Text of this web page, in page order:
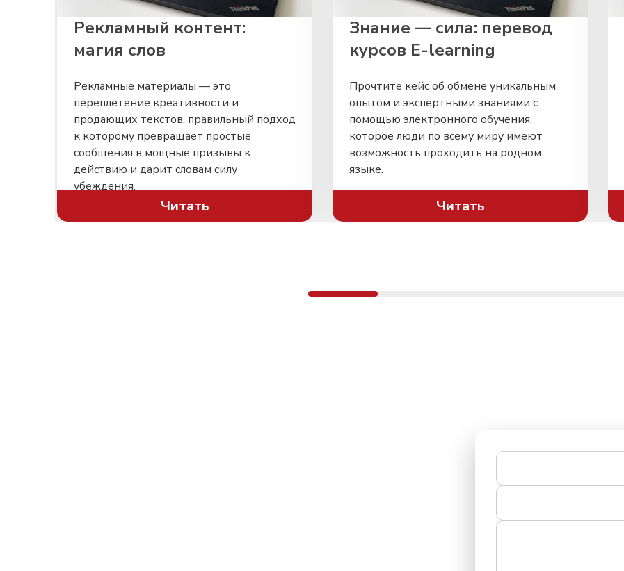
Рекламный контент:
магия слов
Рекламные материалы — это
переплетение креативности и
продающих текстов, правильный подход
к которому превращает простые
сообщения в мощные призывы к
действию и дарит словам силу
убеждения.
Читать
Знание — сила: перевод
курсов E-learning
Прочтите кейс об обмене уникальным
опытом и экспертными знаниями с
помощью электронного обучения,
которое люди по всему миру имеют
возможность проходить на родном
языке.
Читать